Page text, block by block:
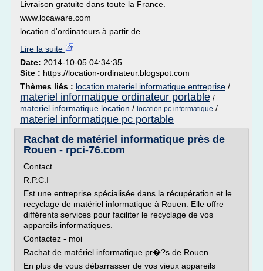
Livraison gratuite dans toute la France.
www.locaware.com
location d'ordinateurs à partir de...
Lire la suite
Date: 2014-10-05 04:34:35
Site : https://location-ordinateur.blogspot.com
Thèmes liés : location materiel informatique entreprise /
materiel informatique ordinateur portable /
materiel informatique location / location pc informatique /
materiel informatique pc portable
Rachat de matériel informatique près de
Rouen - rpci-76.com
Contact
R.P.C.I
Est une entreprise spécialisée dans la récupération et le
recyclage de matériel informatique à Rouen. Elle offre
différents services pour faciliter le recyclage de vos
appareils informatiques.
Contactez - moi
Rachat de matériel informatique pr�?s de Rouen
En plus de vous débarrasser de vos vieux appareils